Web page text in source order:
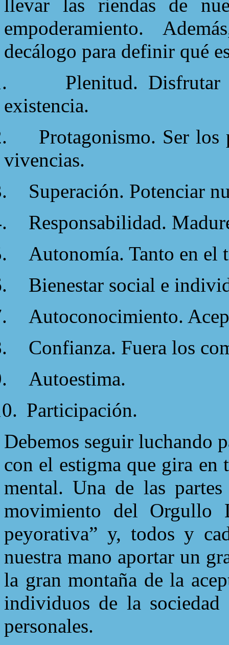
llevar las riendas de
empoderamiento.
decálogo para definir qué
Plenitud. Disfrutar
existencia.
Protagonismo. Ser los
vivencias.
Superación. Potenciar
Responsabilidad.
Autonomía. Tanto en el
Bienestar social e
Autoconocimiento.
Confianza. Fuera los
Autoestima.
Participación.
Debemos seguir luchando
con el estigma que gira en
mental. Una de las
movimiento del Orgullo
peyorativa” y, todos y
nuestra mano aportar un
la gran montaña de la
individuos de la sociedad
personales.